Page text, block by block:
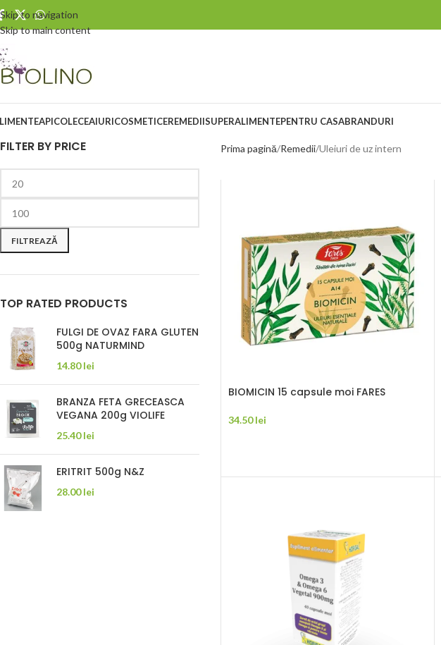
Skip to navigation
Skip to main content
APICOLECEAIURICOSMETICEREMEDIISUPERALIMENTEPENTRU CASABRANDURI
FILTER BY PRICE
FILTREAZĂ
TOP RATED PRODUCTS
FULGI DE OVAZ FARA GLUTEN
500g NATURMIND
14.80lei
BRANZA FETA GRECEASCA
VEGANA 200g VIOLIFE
25.40lei
ERITRIT 500g N&Z
28.00lei
Prima pagină Remedii Uleiuri de uz intern
BIOMICIN 15 capsule moi FARES
34.50lei